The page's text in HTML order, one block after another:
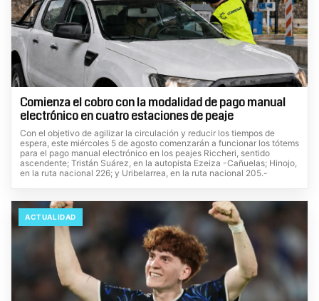
Comienza el cobro con la modalidad de pago manual
electrónico en cuatro estaciones de peaje
Con el objetivo de agilizar la circulación y reducir los tiempos de
espera, este miércoles 5 de agosto comenzarán a funcionar los tótems
para el pago manual electrónico en los peajes Riccheri, sentido
ascendente; Tristán Suárez, en la autopista Ezeiza -Cañuelas; Hinojo,
en la ruta nacional 226; y Uribelarrea, en la ruta nacional 205.-
ACTUALIDAD